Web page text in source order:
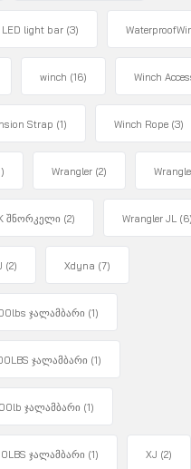
light bar (3)
winch (16) Winch
Strap (1) Winch Rope (3)
Wrangler (2)
შნორკელი (2) Wrangler JL (6)
(2) Xdyna (7)
ჯალამბარი (1)
ჯალამბარი (1)
ჯალამბარი (1)
ჯალამბარი (1) XJ (2)